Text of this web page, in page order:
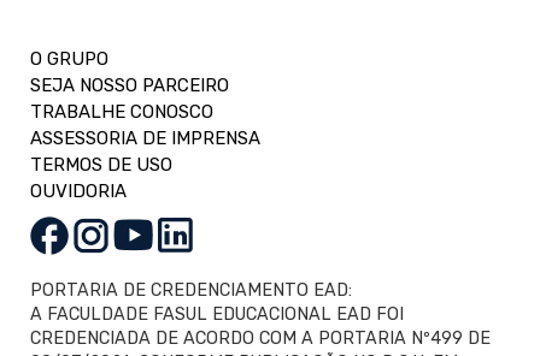
O GRUPO
SEJA NOSSO PARCEIRO
TRABALHE CONOSCO
ASSESSORIA DE IMPRENSA
TERMOS DE USO
OUVIDORIA
PORTARIA DE CREDENCIAMENTO EAD:
A FACULDADE FASUL EDUCACIONAL EAD FOI
CREDENCIADA DE ACORDO COM A PORTARIA Nº499 DE